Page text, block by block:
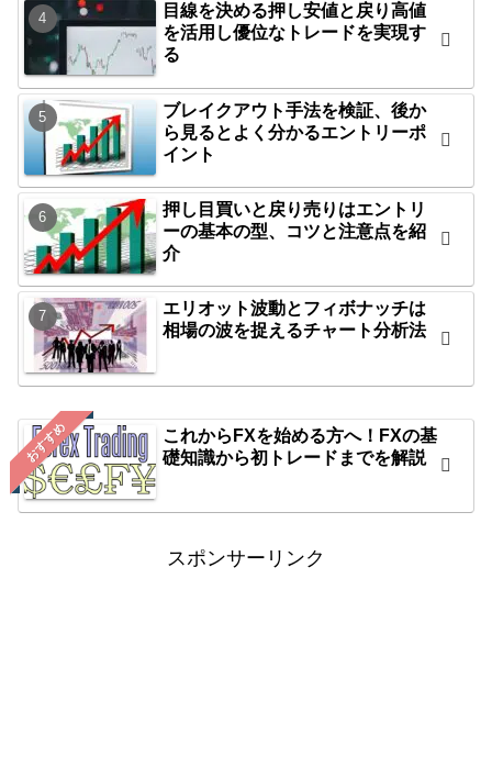
目線を決める押し安値と戻り高値
を活用し優位なトレードを実現す
る
ブレイクアウト手法を検証、後か
ら見るとよく分かるエントリーポ
イント
押し目買いと戻り売りはエントリ
ーの基本の型、コツと注意点を紹
介
エリオット波動とフィボナッチは
相場の波を捉えるチャート分析法
おすすめ
これからFXを始める方へ！FXの基
礎知識から初トレードまでを解説
スポンサーリンク